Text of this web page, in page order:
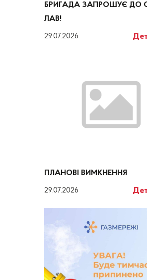
БРИГАДА ЗАПРОШУЄ ДО
ЛАВ!
29.07.2026
ПЛАНОВІ ВИМКНЕННЯ
29.07.2026